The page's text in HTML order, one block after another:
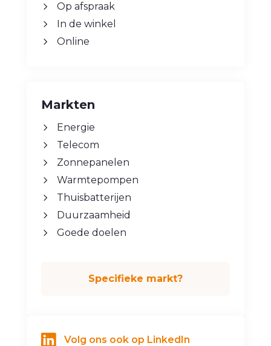
Op afspraak
In de winkel
Online
Markten
Energie
Telecom
Zonnepanelen
Warmtepompen
Thuisbatterijen
Duurzaamheid
Goede doelen
Specifieke markt?
Volg ons ook op LinkedIn